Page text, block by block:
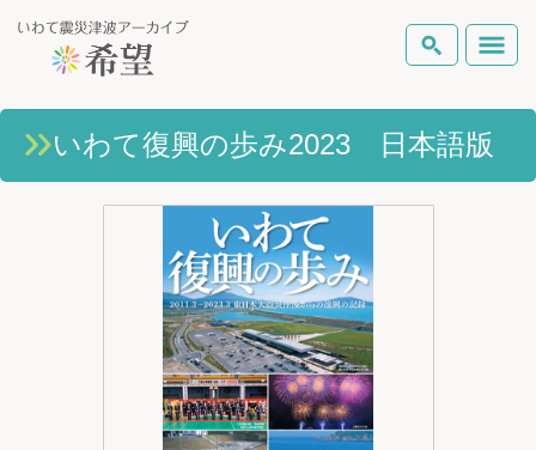
いわて震災津波アーカイブとは
ピックアップコンテンツ
Foreign Laguage
検索
地図から探す
いわて復興の歩み2023 日本語版